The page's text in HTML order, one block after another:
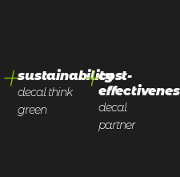
+sustainability
decal think
green
+cost-
decal
partner